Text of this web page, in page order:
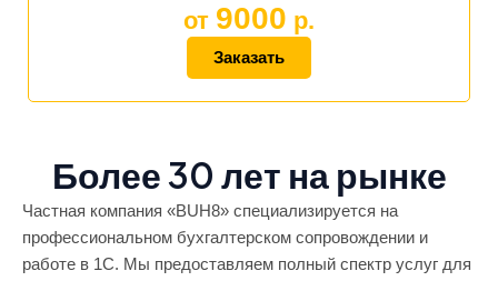
от 9000 р.
Заказать
Более 30 лет на рынке
Частная компания «BUH8» специализируется на
профессиональном бухгалтерском сопровождении и
работе в 1С. Мы предоставляем полный спектр услуг для